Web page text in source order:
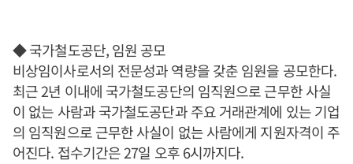
◆ 국가철도공단, 임원 공모
비상임이사로서의 전문성과 역량을 갖춘 임원을 공모한다.
최근 2년 이내에 국가철도공단의 임직원으로 근무한 사실
이 없는 사람과 국가철도공단과 주요 거래관계에 있는 기업
의 임직원으로 근무한 사실이 없는 사람에게 지원자격이 주
어진다. 접수기간은 27일 오후 6시까지다.